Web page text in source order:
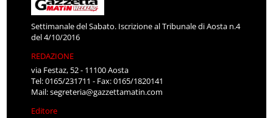
Settimanale del Sabato. Iscrizione al Tribunale di Aosta n.4
del 4/10/2016
REDAZIONE
via Festaz, 52 - 11100 Aosta
Tel: 0165/231711 - Fax: 0165/1820141
Mail:segreteria@gazzettamatin.com
Editore